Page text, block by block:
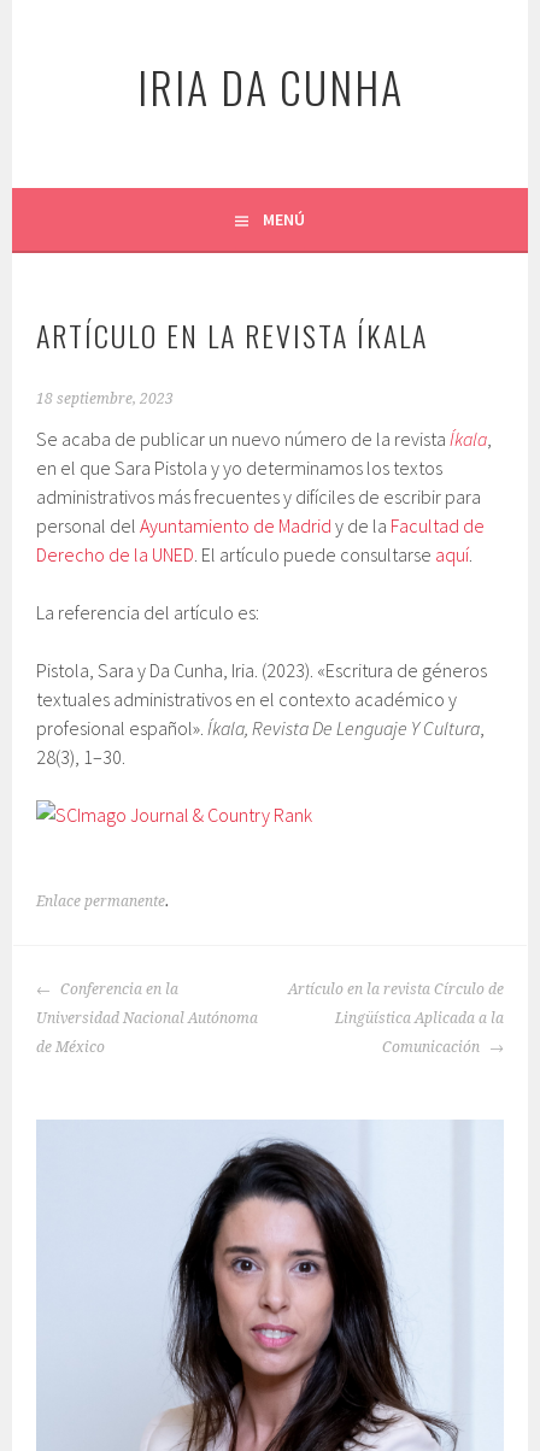
IRIA DA CUNHA
MENÚ
ARTÍCULO EN LA REVISTA ÍKALA
18 septiembre, 2023
Se acaba de publicar un nuevo número de la revistaÍkala,
en el que Sara Pistola y yo determinamos los textos
administrativos másfrecuentes y difíciles de escribir para
personal delAyuntamiento de Madrid y de la Facultad de
Derecho de la UNED. El artículo puede consultarse aquí.
La referencia del artículo es:
Pistola, Sara y Da Cunha, Iria. (2023). «Escritura de géneros
textuales administrativos en el contexto académico y
profesional español». Íkala, Revista De Lenguaje Y Cultura,
28(3), 1–30.
Enlace permanente.
NAVEGACIÓN
DE
ENTRADAS
Conferencia en la
Universidad Nacional Autónoma
de México
Artículo en la revista Círculo de
Lingüística Aplicada a la
Comunicación